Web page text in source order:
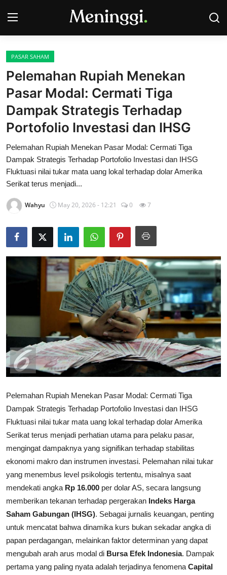
Contact
Pasar Saham
Bisnis
Korporasi
Kripto
Obligasi & Reksadana
Rekomendasi
PASAR SAHAM
Pelemahan Rupiah Menekan
Pasar Modal: Cermati Tiga
Dampak Strategis Terhadap
Portofolio Investasi dan IHSG
Pelemahan Rupiah Menekan Pasar Modal: Cermati Tiga
Dampak Strategis Terhadap Portofolio Investasi dan IHSG
Fluktuasi nilai tukar mata uang lokal terhadap dolar Amerika
Serikat terus menjadi...
Wahyu May 20, 2026 - 12:21 0 7
Pelemahan Rupiah Menekan Pasar Modal: Cermati Tiga
Dampak Strategis Terhadap Portofolio Investasi dan IHSG
Fluktuasi nilai tukar mata uang lokal terhadap dolar Amerika
Serikat terus menjadi perhatian utama para pelaku pasar,
mengingat dampaknya yang signifikan terhadap stabilitas
ekonomi makro dan instrumen investasi. Pelemahan nilai tukar
yang menembus level psikologis tertentu, misalnya saat
mendekati angka Rp 16.000 per dolar AS, secara langsung
memberikan tekanan terhadap pergerakan Indeks Harga
Saham Gabungan (IHSG). Sebagai jurnalis keuangan, penting
untuk mencatat bahwa dinamika kurs bukan sekadar angka di
papan perdagangan, melainkan faktor determinan yang dapat
mengubah arah arus modal di Bursa Efek Indonesia. Dampak
pertama yang paling nyata adalah terjadinya fenomena Capital